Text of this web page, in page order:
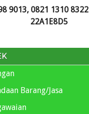
9013, 0821 1310 8322
22A1E8D5
Barang/Jasa